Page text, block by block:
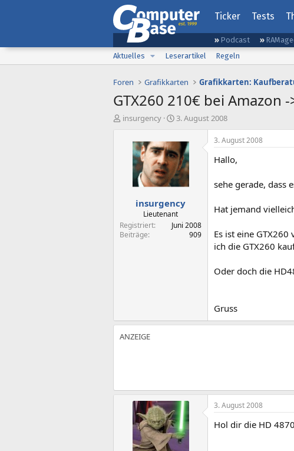
Ticker Tests
Podcast
Aktuelles
Leserartikel Regeln
Foren Grafikkarten Grafikkarten:
GTX260 210€ bei Amazon
E
insurgency
E
s
t
e
l
l
a
m
3. August 2008
insurgency
Lieutenant
Registriert
Juni 2008
Beiträge
909
3. August 2008
Hallo,
sehe gerade, dass
Hat jemand
Es ist eine
ich die GTX260
Oder doch die
Gruss
3. August 2008
Hol dir die HD